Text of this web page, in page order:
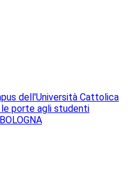
dell'Università Cattolica
le porte agli studenti